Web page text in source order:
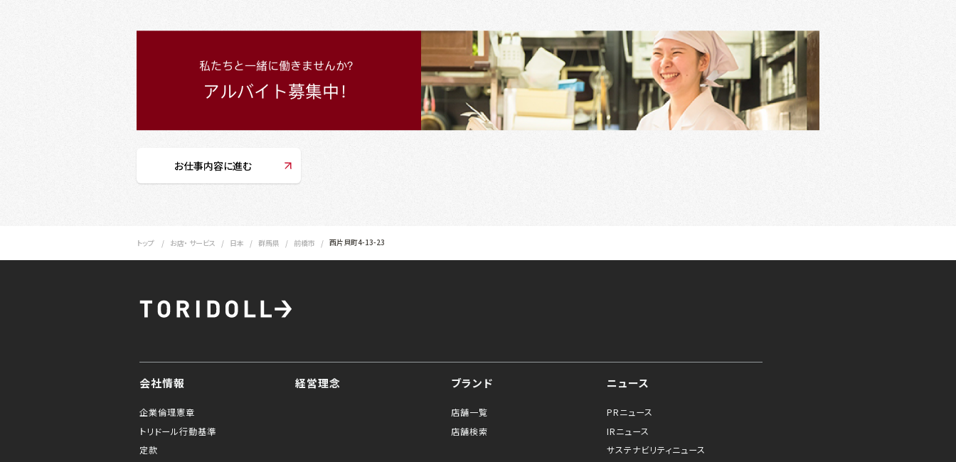
お仕事内容に進む
トップ お店・ サービス 日本 群馬県 前橋市 西片貝町4-13-23
会社情報
企業倫理憲章
トリドール行動基準
定款
経営理念 ブランド
店舗一覧
店舗検索
ニュース
PRニュース
IRニュース
サステナビリティニュース